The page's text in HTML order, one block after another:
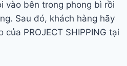
vào bên trong phong bì rồi
Sau đó, khách hàng hãy
PROJECT SHIPPING tại